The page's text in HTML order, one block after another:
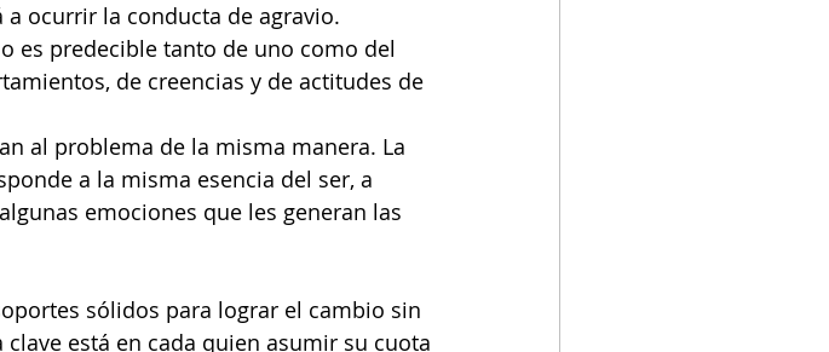
ocurrir la conducta de agravio.
es predecible tanto de uno como del
de creencias y de actitudes de
al problema de la misma manera. La
a la misma esencia del ser, a
emociones que les generan las
sólidos para lograr el cambio sin
está en cada quien asumir su cuota